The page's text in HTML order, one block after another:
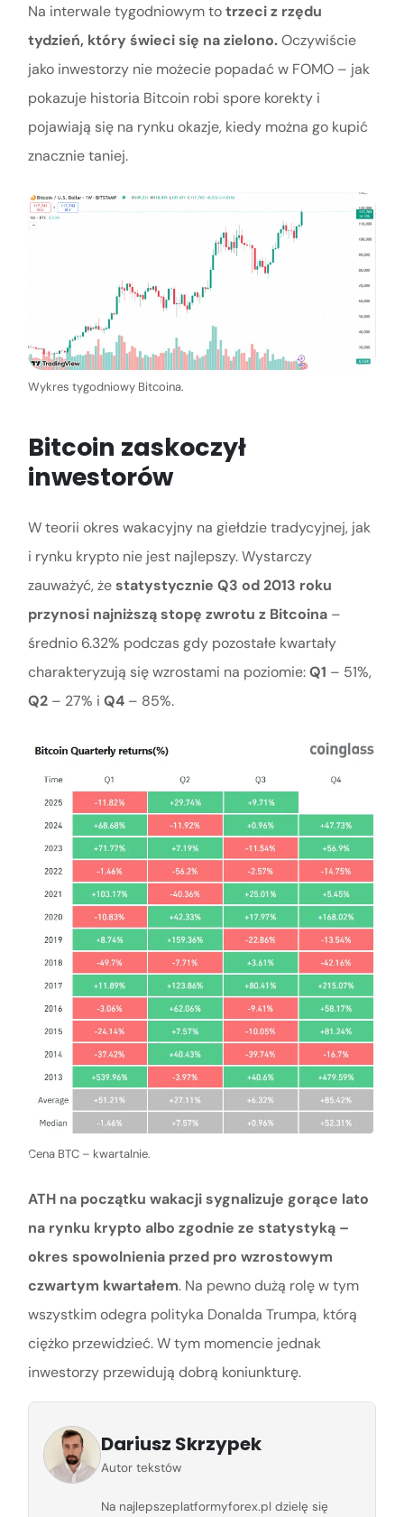
Na interwale tygodniowym totrzeci z rzędu
tydzień, który świeci się na zielono.Oczywiście
jako inwestorzy nie możecie popadać w FOMO – jak
pokazuje historia Bitcoin robi spore korekty i
pojawiają się na rynku okazje, kiedy można go kupić
znacznie taniej.
Wykres tygodniowy Bitcoina.
Bitcoin zaskoczył
inwestorów
W teorii okres wakacyjny na giełdzie tradycyjnej, jak
i rynku krypto nie jest najlepszy. Wystarczy
zauważyć, żestatystycznie Q3 od 2013 roku
przynosi najniższą stopę zwrotu z Bitcoina–
średnio 6.32% podczas gdy pozostałe kwartały
charakteryzują się wzrostami na poziomie:Q1 – 51%,
Q2– 27% i Q4– 85%.
Cena BTC – kwartalnie.
ATH na początku wakacji sygnalizuje gorące lato
na rynku krypto albo zgodnie ze statystyką –
okres spowolnienia przed pro wzrostowym
czwartym kwartałem. Na pewno dużą rolę w tym
wszystkim odegra polityka Donalda Trumpa, którą
ciężko przewidzieć. W tym momencie jednak
inwestorzy przewidują dobrą koniunkturę.
Dariusz Skrzypek
Autor tekstów
Na najlepszeplatformyforex.pl dzielę się